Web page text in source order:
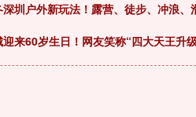
圳户外新玩法！露营、徒步、冲浪、
来60岁生日！网友笑称“四大天王升